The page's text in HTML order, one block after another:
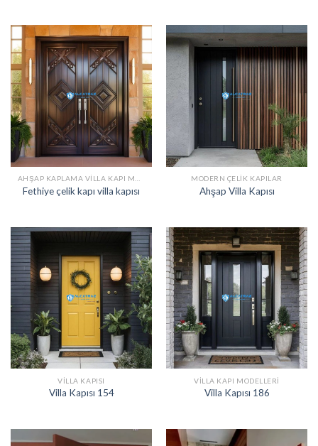
Fethiye çelik kapı villa kapısı
MODERN ÇELIK KAPILAR
Ahşap Villa Kapısı
VILLA KAPISI
Villa Kapısı 154
VILLA KAPI MODELLERI
Villa Kapısı 186